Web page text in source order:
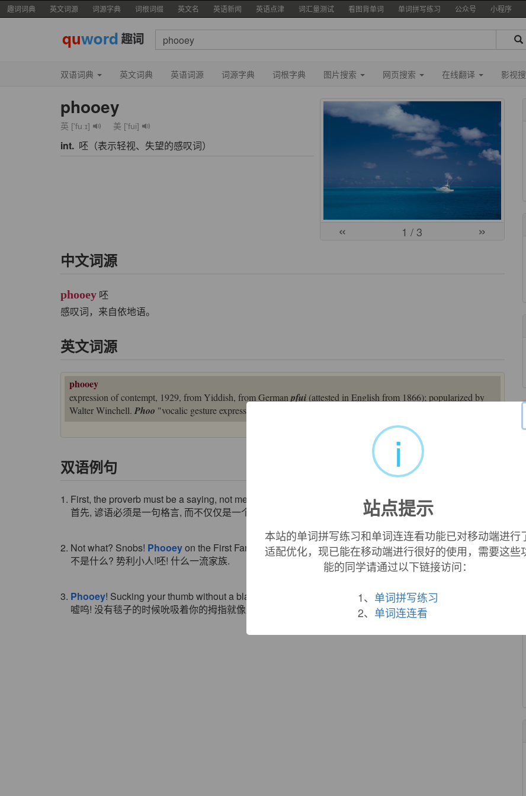
趣词词典 英文词源 词源字典 词根词缀 英文名 英语新闻 英语点津 词汇量测试 看图背单词 单词拼写练习 公众号 小程序
双语词典 英文词典 英语词源 词源字典 词根字典 图片搜索 网页搜索 在线翻译 影视
phooey
英 ['fuːɪ] 美 ['fui]
int. 呸（表示轻视、失望的感叹词）
« 1 / 3 »
中文词源
phooey 呸
感叹词，来自依地语。
英文词源
phooey
expression of contempt, 1929, from Yiddish, from German pfui (attested in English from 1866); popularized by
Walter Winchell. Phoo "vocalic gesture expressing contemptuous rejection" is recorded from 1640s.
双语例句
1. First, the proverb must be a saying, not merely a traditional word like " fiddlesticks " or "
首先, 谚语必须是一句格言, 而不仅仅是一个传统的词,如 “ flddlesticks ” (胡说),“phooey” (呸),等等.
2. Not what? Snobs! Phooeyon the First Families.
不是什么? 势利小人!呸! 什么一流家族.
3. Phooey! Sucking your thumb without a blanket is like eating a cone without ice cream!
嘘呜! 没有毯子的时候吮吸着你的拇指就像是在吃一个没有冰激凌的冰激凌壳!
i
站点提示
本站的单词拼写练习和单词连连看功能已对移动端进行
适配优化，现已能在移动端进行很好的使用，需要这些
能的同学请通过以下链接访问：
1、 单词拼写练习
2、 单词连连看